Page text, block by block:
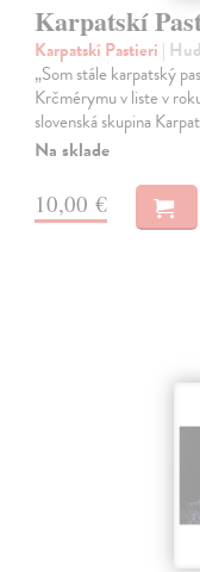
Karpatskí
Karpatskí Pastieri |
„Som stále karpatský
Krčmérymu v liste v
slovenská skupina
Na sklade
10,00 €